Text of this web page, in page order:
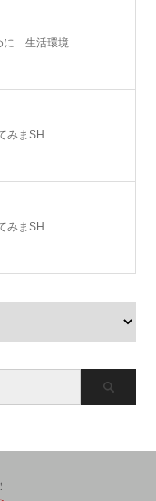
に 生活環境…
みまSH…
みまSH…